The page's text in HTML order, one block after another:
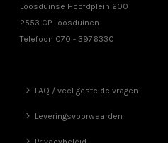
Loosduinse Hoofdplein 200
2553 CP Loosduinen
Telefoon 070 - 3976330
FAQ / veel gestelde vragen
Leveringsvoorwaarden